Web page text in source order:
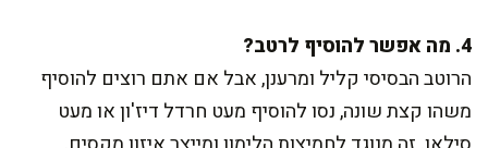
4. מה אפשר להוסיף לרטב?
הרוטב הבסיסי קליל ומרענן, אבל אם אתם רוצים להוסיף
משהו קצת שונה, נסו להוסיף מעט חרדל דיז'ון או מעט